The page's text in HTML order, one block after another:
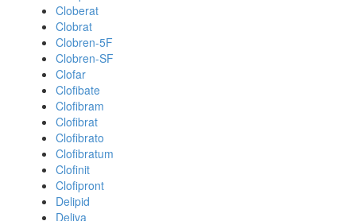
Cloberat
Clobrat
Clobren-5F
Clobren-SF
Clofar
Clofibate
Clofibram
Clofibrat
Clofibrato
Clofibratum
Clofinit
Clofipront
Delipid
Deliva